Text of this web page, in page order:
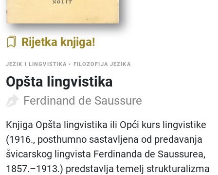
Rijetka knjiga
JEZIK I LINGVISTIKA • FILOZOFIJA JEZIKA
Opšta lingvistika
Ferdinand de Saussure
Knjiga Opšta lingvistika ili Opći kurs lingvistike
(1916., posthumno sastavljena od predavanja
švicarskog lingvista Ferdinanda de Saussurea,
1857.–1913.) predstavlja temelj strukturalizma